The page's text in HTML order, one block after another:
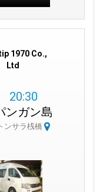
1970 Co.,
Ltd
20:30
ンガン島
トンサラ桟橋